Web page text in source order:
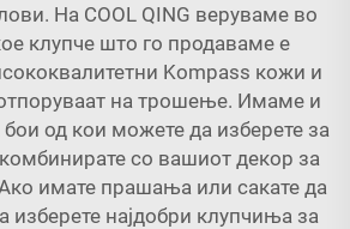
На COOL QING веруваме во
клупче што го продаваме е
Kompass кожи и
на трошење. Имаме и
од кои можете да изберете за
со вашиот декор за
имате прашања или сакате да
изберете најдобри клупчиња за